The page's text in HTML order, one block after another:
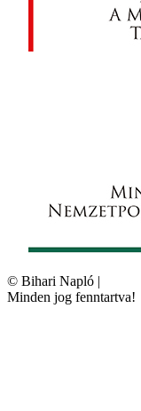
© Bihari Napló |
Minden jog fenntartva!